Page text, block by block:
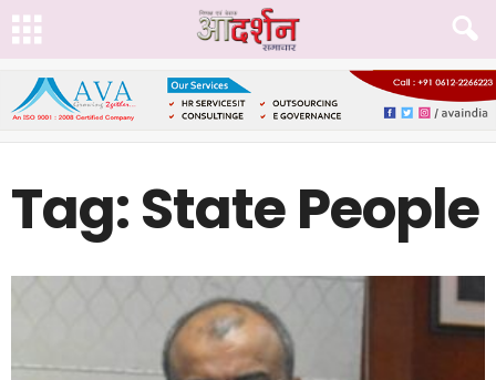
Tag: State People